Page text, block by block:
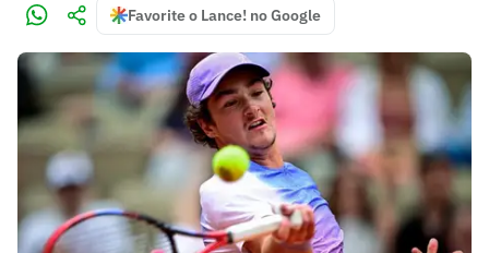
Favorite o Lance! no Google